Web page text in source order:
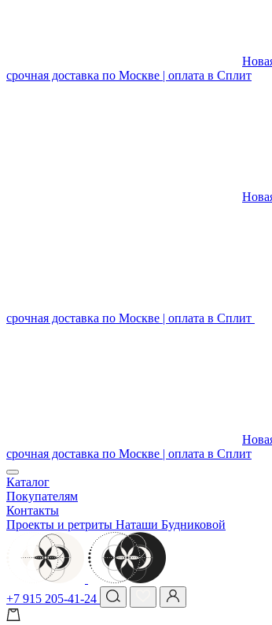
срочная доставка по Москве | оплата в Сплит
срочная доставка по Москве | оплата в Сплит
срочная доставка по Москве | оплата в Сплит
Каталог
Покупателям
Контакты
Проекты и ретриты Наташи Будниковой
+7 915 205-41-24